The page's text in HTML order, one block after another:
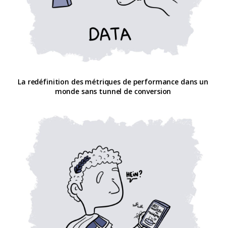
La redéfinition des métriques de performance dans un
monde sans tunnel de conversion